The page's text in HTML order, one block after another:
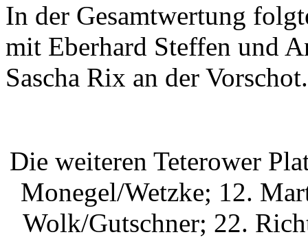
In der Gesamtwertung
mit Eberhard Steffen und
Sascha Rix an der Vorschot.
Die weiteren Teterower
Monegel/Wetzke; 12.
Wolk/Gutschner; 22.